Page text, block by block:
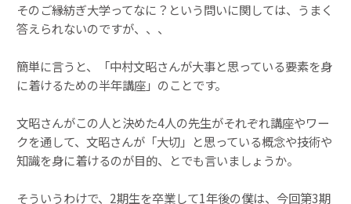
そのご縁紡ぎ大学ってなに？という問いに関しては、うまく
答えられないのですが、、、
簡単に言うと、「中村文昭さんが大事と思っている要素を身
に着けるための半年講座」のことです。
文昭さんがこの人と決めた4人の先生がそれぞれ講座やワー
クを通して、文昭さんが「大切」と思っている概念や技術や
知識を身に着けるのが目的、とでも言いましょうか。
そういうわけで、2期生を卒業して1年後の僕は、今回第3期